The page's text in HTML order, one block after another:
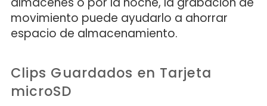
movimiento puede ayudarlo a ahorrar
espacio de almacenamiento.
Clips Guardados en Tarjeta
microSD